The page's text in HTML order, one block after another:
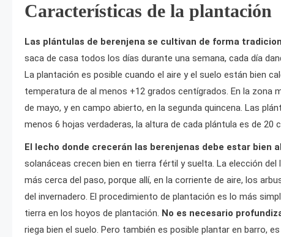
Características de la plantación
Las plántulas de berenjena se cultivan de forma
saca de casa todos los días durante una semana, cada día
La plantación es posible cuando el aire y el suelo están bien
temperatura de al menos +12 grados centígrados. En la zona
de mayo, y en campo abierto, en la segunda quincena. Las
menos 6 hojas verdaderas, la altura de cada plántula es de 20
El lecho donde crecerán las berenjenas debe estar
solanáceas crecen bien en tierra fértil y suelta. La elección
más cerca del paso, porque allí, en la corriente de aire, los
del invernadero. El procedimiento de plantación es lo más
tierra en los hoyos de plantación. No es necesario
riega bien el suelo. Pero también es posible plantar en barro,